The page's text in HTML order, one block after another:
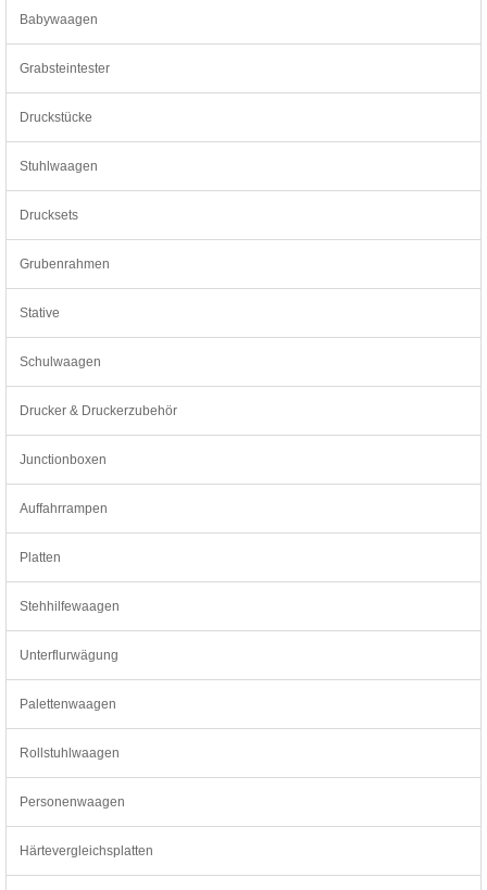
Babywaagen
Grabsteintester
Druckstücke
Stuhlwaagen
Drucksets
Grubenrahmen
Stative
Schulwaagen
Drucker & Druckerzubehör
Junctionboxen
Auffahrrampen
Platten
Stehhilfewaagen
Unterflurwägung
Palettenwaagen
Rollstuhlwaagen
Personenwaagen
Härtevergleichsplatten